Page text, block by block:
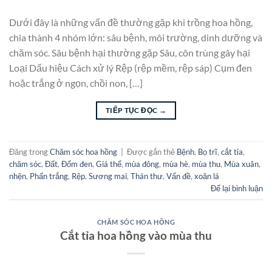
Dưới đây là những vấn đề thường gặp khi trồng hoa hồng,
chia thành 4 nhóm lớn: sâu bệnh, môi trường, dinh dưỡng và
chăm sóc. Sâu bệnh hại thường gặp Sâu, côn trùng gây hại
Loại Dấu hiệu Cách xử lý Rệp (rệp mềm, rệp sáp) Cụm đen
hoặc trắng ở ngọn, chồi non, […]
TIẾP TỤC ĐỌC →
Đăng trongChăm sóc hoa hồng Được gắn thẻ Bệnh, Bọ trĩ, cắt tỉa,
chăm sóc, Đất, Đốm đen, Giá thể, mùa đông, mùa hè, mùa thu, Mùa xuân,
nhện, Phấn trắng, Rệp, Sương mai, Thán thư, Vấn đề, xoăn lá
Để lại bình luận
CHĂM SÓC HOA HỒNG
Cắt tỉa hoa hồng vào mùa thu